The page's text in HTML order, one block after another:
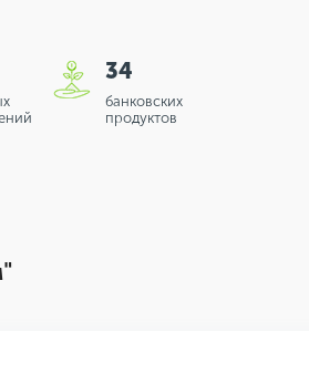
34
банковских
продуктов